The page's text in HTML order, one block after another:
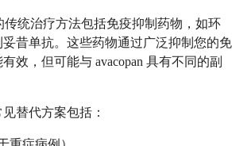
统治疗方法包括免疫抑制药物，如环
昔单抗。这些药物通过广泛抑制您的免
效，但可能与 avacopan 具有不同的副
替代方案包括：